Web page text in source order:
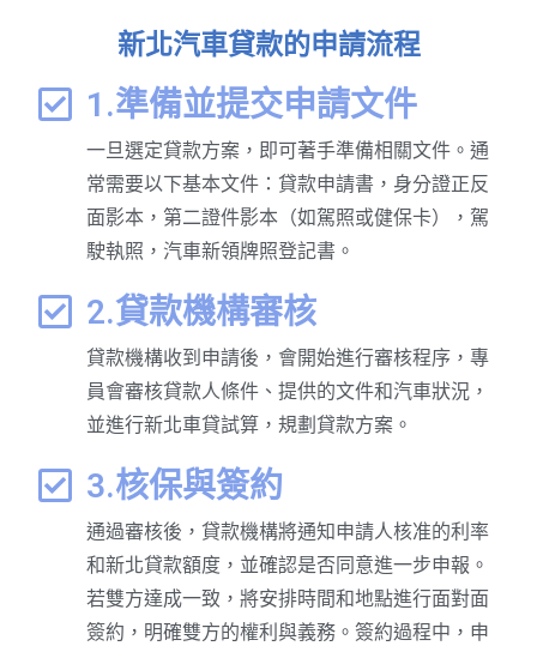
新北汽車貸款的申請流程
1.準備並提交申請文件
一旦選定貸款方案，即可著手準備相關文件。通
常需要以下基本文件：貸款申請書，身分證正反
面影本，第二證件影本（如駕照或健保卡），駕
駛執照，汽車新領牌照登記書。
2.貸款機構審核
貸款機構收到申請後，會開始進行審核程序，專
員會審核貸款人條件、提供的文件和汽車狀況，
並進行新北車貸試算，規劃貸款方案。
3.核保與簽約
通過審核後，貸款機構將通知申請人核准的利率
和新北貸款額度，並確認是否同意進一步申報。
若雙方達成一致，將安排時間和地點進行面對面
簽約，明確雙方的權利與義務。簽約過程中，申